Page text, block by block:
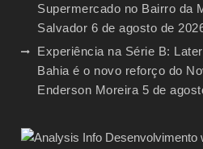
Supermercado no Bairro da
Salvador 6 de agosto de
Experiência na Série B:
Bahia é o novo reforço do
Enderson Moreira 5 de